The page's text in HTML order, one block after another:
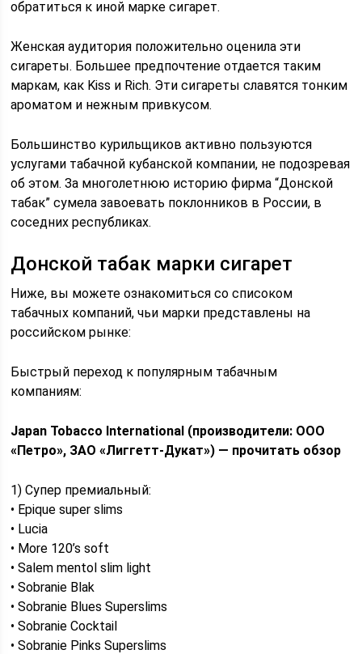
обратиться к иной марке сигарет.
Женская аудитория положительно оценила эти
сигареты. Большее предпочтение отдается таким
маркам, как Kiss и Rich. Эти сигареты славятся тонким
ароматом и нежным привкусом.
Большинство курильщиков активно пользуются
услугами табачной кубанской компании, не подозревая
об этом. За многолетнюю историю фирма “Донской
табак” сумела завоевать поклонников в России, в
соседних республиках.
Донской табак марки сигарет
Ниже, вы можете ознакомиться со списоком
табачных компаний, чьи марки представлены на
российском рынке:
Быстрый переход к популярным табачным
компаниям:
Japan Tobacco International (производители: ООО
«Петро», ЗАО «Лиггетт-Дукат») — прочитать обзор
1) Супер премиальный:
• Epique super slims
• Lucia
• More 120’s soft
• Salem mentol slim light
• Sobranie Blak
• Sobranie Blues Superslims
• Sobranie Cocktail
• Sobranie Pinks Superslims